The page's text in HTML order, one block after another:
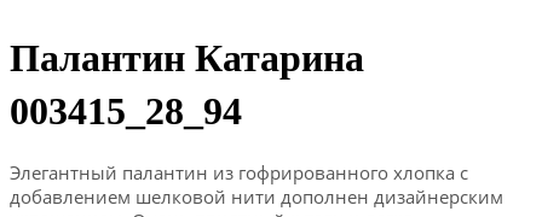
Палантин Катарина
003415_28_94
Элегантный палантин из гофрированного хлопка с
добавлением шелковой нити дополнен дизайнерским